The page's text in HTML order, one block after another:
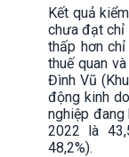
Kết quả
chưa đạt chỉ
thấp hơn
thuế quan
Đình Vũ
động kinh
nghiệp đang
2022 là
48,2%).